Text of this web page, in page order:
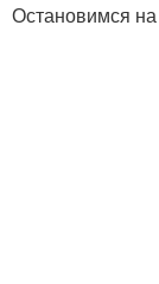
Остановимся на